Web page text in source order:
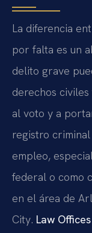
La diferencia
por falta es un
delito grave
derechos
al voto y a
registro
empleo,
federal o como
en el área de
City. Law